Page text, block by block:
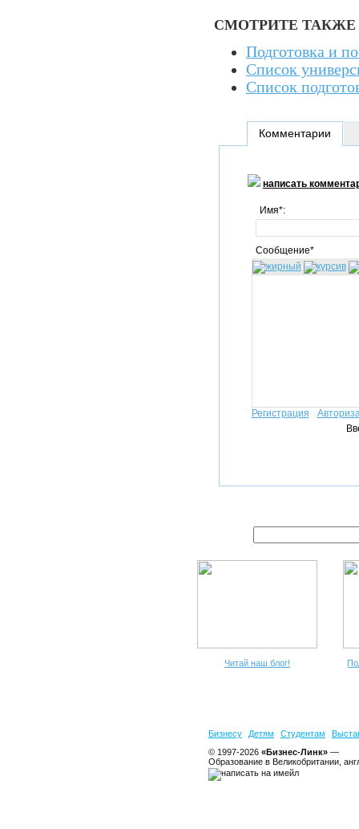
СМОТРИТЕ ТАКЖЕ
Подготовка и
Список
Список
Комментарии
написать
Имя*:
Сообщение*
Регистрация
Читай наш блог!
Бизнесу Детям Студентам
© 1997-2026 «Бизнес-Линк» —
Образование в Великобритании,